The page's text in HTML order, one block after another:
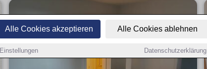
Alle Cookies akzeptieren Alle Cookies ablehnen
Einstellungen Datenschutzerklärung